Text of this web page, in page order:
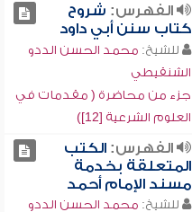
الفهرس: شروح
كتاب سنن أبي داود
للشيخ: محمد الحسن الددو
الشنقيطي
جزء من محاضرة ( مقدمات في
العلوم الشرعية [12])
الفهرس:الكتب
المتعلقة بخدمة
مسند الإمام أحمد
للشيخ: محمد الحسن الددو